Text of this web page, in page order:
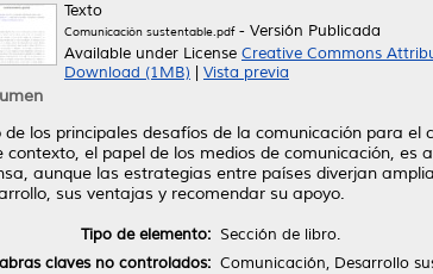
Texto
Comunicación sustentable.pdf- Versión Publicada
Available under License Creative Commons
Download (1MB)
Vista previa
de los principales desafíos de la comunicación para
contexto, el papel de los medios de comunicación, es
aunque las estrategias entre países diverjan
sus ventajas y recomendar su apoyo.
Tipo de elemento: Sección de libro.
claves no controlados: Comunicación, Desarrollo